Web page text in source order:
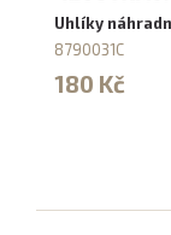
Uhlíky
8790031C
180 Kč